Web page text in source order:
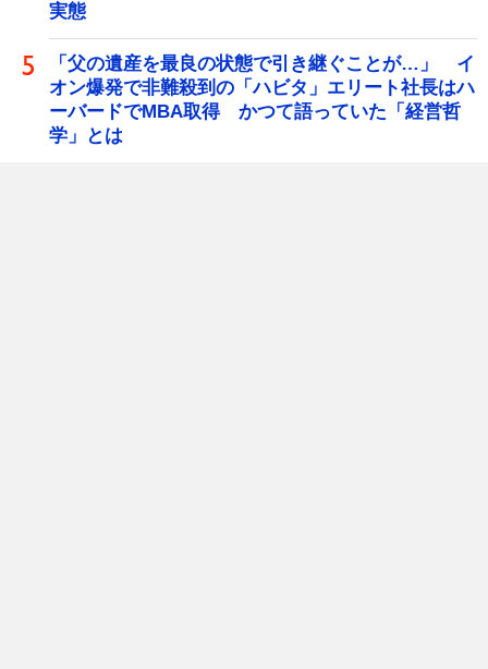
実態
「父の遺産を最良の状態で引き継ぐことが…」 イ
オン爆発で非難殺到の「ハビタ」エリート社長はハ
ーバードでMBA取得 かつて語っていた「経営哲
学」とは